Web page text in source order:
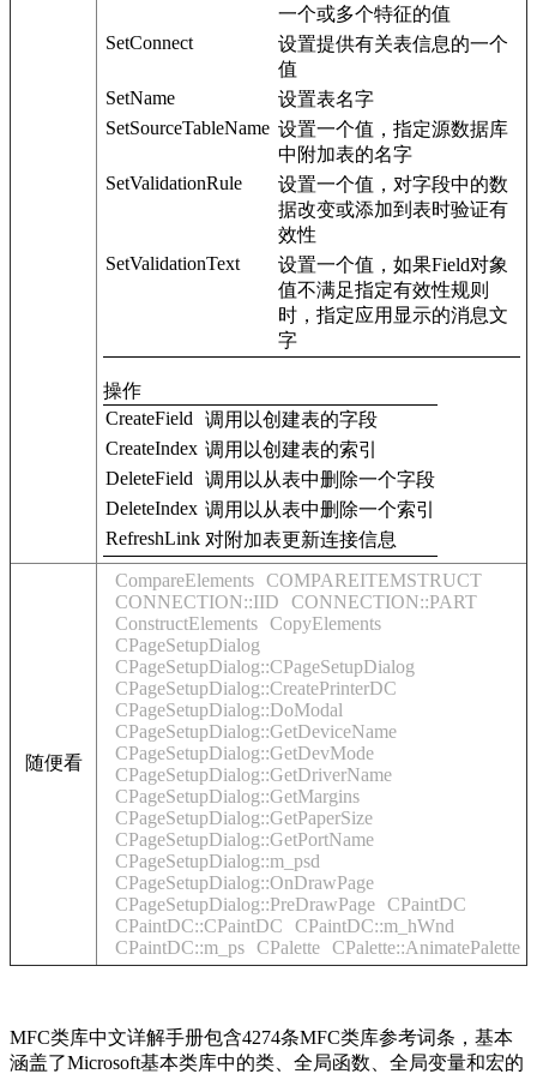
一个或多个特征的值
SetConnect
设置提供有关表信息的一个
值
SetName
设置表名字
SetSourceTableName 设置一个值，指定源数据库
中附加表的名字
SetValidationRule
设置一个值，对字段中的数
据改变或添加到表时验证有
效性
SetValidationText
设置一个值，如果Field对象
值不满足指定有效性规则
时，指定应用显示的消息文
字
操作
CreateField
调用以创建表的字段
CreateIndex 调用以创建表的索引
DeleteField
调用以从表中删除一个字段
DeleteIndex 调用以从表中删除一个索引
RefreshLink 对附加表更新连接信息
随便看
CompareElements COMPAREITEMSTRUCT
CONNECTION::IID
CONNECTION::PART
ConstructElements CopyElements
CPageSetupDialog
CPageSetupDialog::CPageSetupDialog
CPageSetupDialog::CreatePrinterDC
CPageSetupDialog::DoModal
CPageSetupDialog::GetDeviceName
CPageSetupDialog::GetDevMode
CPageSetupDialog::GetDriverName
CPageSetupDialog::GetMargins
CPageSetupDialog::GetPaperSize
CPageSetupDialog::GetPortName
CPageSetupDialog::m_psd
CPageSetupDialog::OnDrawPage
CPageSetupDialog::PreDrawPage CPaintDC
CPaintDC::CPaintDC
CPaintDC::m_hWnd
CPaintDC::m_ps CPalette CPalette::AnimatePalette
MFC类库中文详解手册包含4274条MFC类库参考词条，基本
涵盖了Microsoft基本类库中的类、全局函数、全局变量和宏的